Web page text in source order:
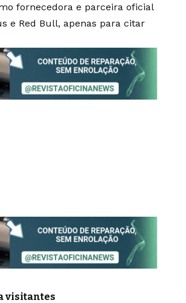
fornecedora e parceira oficial
e Red Bull, apenas para citar
visitantes